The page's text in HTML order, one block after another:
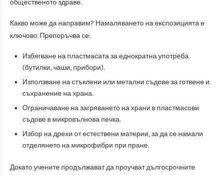
общественото здраве.
Какво може да направим? Намаляването на експозицията е
ключово. Препоръчва се:
Избягване на пластмасата за еднократна употреба
(бутилки, чаши, прибори).
Използване на стъклени или метални съдове за готвене и
съхранение на храна.
Ограничаване на загряването на храни в пластмасови
съдове в микровълнова печка.
Избор на дрехи от естествени материи, за да се намали
отделянето на микрофибри при пране.
Докато учените продължават да проучват дългосрочните